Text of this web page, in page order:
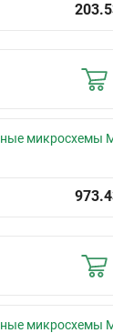
микросхемы
микросхемы